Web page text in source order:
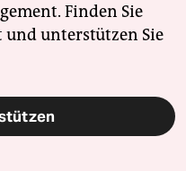
Finden Sie
und unterstützen Sie